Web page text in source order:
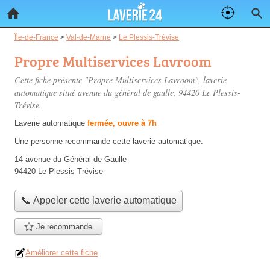
Île-de-France > Val-de-Marne > Le Plessis-Trévise
Propre Multiservices Lavroom
Cette fiche présente "Propre Multiservices Lavroom", laverie
automatique situé avenue du général de gaulle, 94420 Le Plessis-
Trévise.
Laverie automatique fermée, ouvre à 7h
Une personne recommande cette laverie automatique.
14 avenue du Général de Gaulle
94420 Le Plessis-Trévise
📞 Appeler cette laverie automatique
Je recommande
Améliorer cette fiche